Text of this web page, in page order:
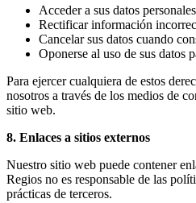
Acceder a sus datos personales
Rectificar información
Cancelar sus datos cuando
Oponerse al uso de sus datos
Para ejercer cualquiera de estos
nosotros a través de los medios de
sitio web.
8. Enlaces a sitios externos
Nuestro sitio web puede contener
Regios no es responsable de las
prácticas de terceros.